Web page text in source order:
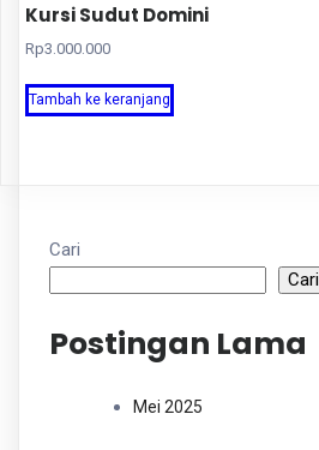
Kursi Sudut Domini
Rp3.000.000
Tambah ke keranjang
Cari
Cari
Postingan Lama
Mei 2025